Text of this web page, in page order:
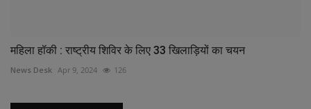
महिला हॉकी : राष्ट्रीय शिविर के लिए 33 खिलाड़ियों का चयन
News Desk Apr 9, 2024 126